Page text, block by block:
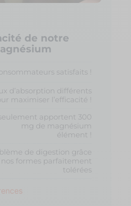
de notre
satisfaits !
d’absorption différents
maximiser l’efficacité !
apportent 300
mg de magnésium
élément !
de digestion grâce
nos formes parfaitement
tolérées